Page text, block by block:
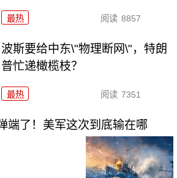
最热 阅读 8857
波斯要给中东\"物理断网\"，特朗
普忙递橄榄枝？
最热 阅读 7351
端了！美军这次到底输在哪